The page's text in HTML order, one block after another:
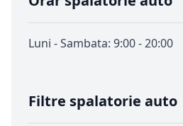
Luni - Sambata: 9:00 - 20:00
Filtre spalatorie auto